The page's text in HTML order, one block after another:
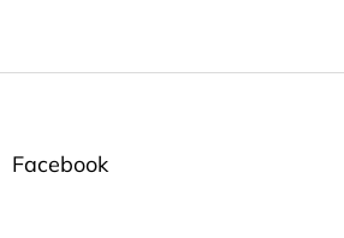
Z
Facebook